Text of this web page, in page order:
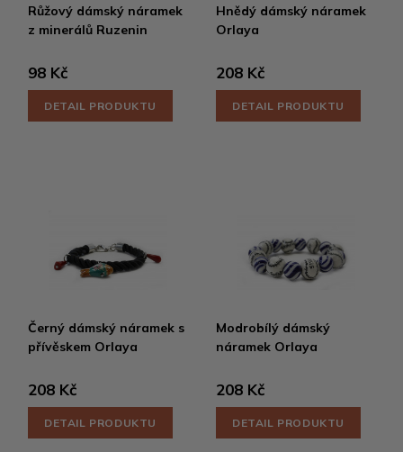
Růžový dámský náramek
z minerálů Ruzenin
98 Kč
DETAIL PRODUKTU
Hnědý dámský náramek
Orlaya
208 Kč
DETAIL PRODUKTU
Černý dámský náramek s
přívěskem Orlaya
208 Kč
DETAIL PRODUKTU
Modrobílý dámský
náramek Orlaya
208 Kč
DETAIL PRODUKTU